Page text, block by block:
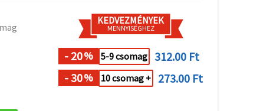
KEDVEZMÉNYEK
MENNYISÉGHEZ
- 20% 5-9 csomag
312.00 Ft
- 30% 10 csomag + 273.00 Ft